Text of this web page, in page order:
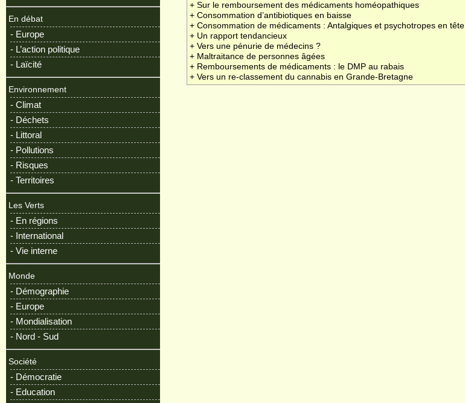
En débat
- Europe
- L’action politique
- Laïcité
Environnement
- Climat
- Déchets
- Littoral
- Pollutions
- Risques
- Territoires
Les Verts
- En régions
- International
- Vie interne
Monde
- Démographie
- Europe
- Mondialisation
- Nord - Sud
Société
- Démocratie
- Education
+ Sur le remboursement des médicaments homéopathiques
+ Consommation d’antibiotiques en baisse
+ Consommation de médicaments : Antalgiques et psychotropes en tête
+ Un rapport tendancieux
+ Vers une pénurie de médecins ?
+ Maltraitance de personnes âgées
+ Remboursements de médicaments : le DMP au rabais
+ Vers un re-classement du cannabis en Grande-Bretagne